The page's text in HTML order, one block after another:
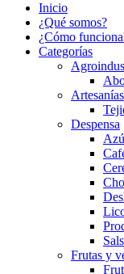
Inicio
¿Qué somos?
¿Cómo
Categorías
Artesanías
Despensa
Frutas y